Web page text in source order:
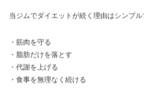
当ジムでダイエットが続く理由はシンプル
・筋肉を守る
・脂肪だけを落とす
・代謝を上げる
・食事を無理なく続ける